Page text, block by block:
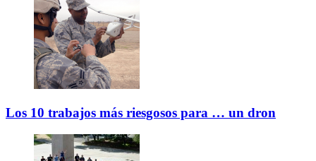
Los 10 trabajos más riesgosos para … un dron